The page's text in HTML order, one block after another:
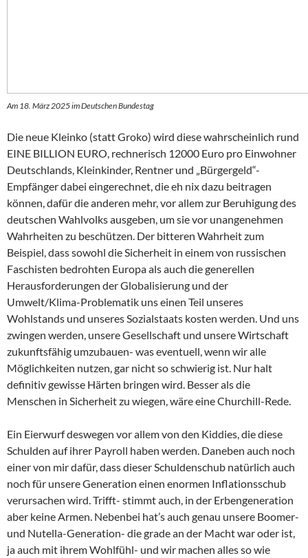
Am 18. März 2025 im Deutschen Bundestag
Die neue Kleinko (statt Groko) wird diese wahrscheinlich rund
EINE BILLION EURO, rechnerisch 12000 Euro pro Einwohner
Deutschlands, Kleinkinder, Rentner und „Bürgergeld“-
Empfänger dabei eingerechnet, die eh nix dazu beitragen
können, dafür die anderen mehr, vor allem zur Beruhigung des
deutschen Wahlvolks ausgeben, um sie vor unangenehmen
Wahrheiten zu beschützen. Der bitteren Wahrheit zum
Beispiel, dass sowohl die Sicherheit in einem von russischen
Faschisten bedrohten Europa als auch die generellen
Herausforderungen der Globalisierung und der
Umwelt/Klima-Problematik uns einen Teil unseres
Wohlstands und unseres Sozialstaats kosten werden. Und uns
zwingen werden, unsere Gesellschaft und unsere Wirtschaft
zukunftsfähig umzubauen- was eventuell, wenn wir alle
Möglichkeiten nutzen, gar nicht so schwierig ist. Nur halt
definitiv gewisse Härten bringen wird. Besser als die
Menschen in Sicherheit zu wiegen, wäre eine Churchill-Rede.
Ein Eierwurf deswegen vor allem von den Kiddies, die diese
Schulden auf ihrer Payroll haben werden. Daneben auch noch
einer von mir dafür, dass dieser Schuldenschub natürlich auch
noch für unsere Generation einen enormen Inflationsschub
verursachen wird. Trifft- stimmt auch, in der Erbengeneration
aber keine Armen. Nebenbei hat’s auch genau unsere Boomer-
und Nutella-Generation- die grade an der Macht war oder ist,
ja auch mit ihrem Wohlfühl- und wir machen alles so wie